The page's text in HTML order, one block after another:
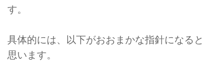
す。
具体的には、以下がおおまかな指針になると
思います。